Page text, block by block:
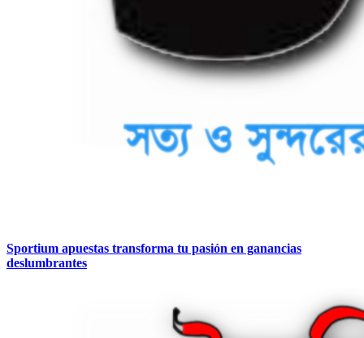
Sportium apuestas transforma tu pasión en ganancias
deslumbrantes